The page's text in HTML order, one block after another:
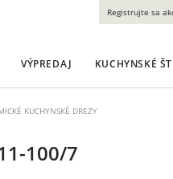
KUCHYNSKÉ DREZY
100/7
Registrujte sa
VÝPREDAJ KUCHYNSKÉ